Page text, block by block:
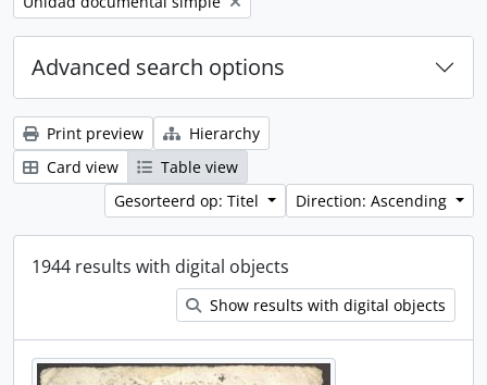
Advanced search options
Print preview
Hierarchy
Card view
Table view
Gesorteerd op: Titel
Direction: Ascending
1944 results with digital objects
Show results with digital objects